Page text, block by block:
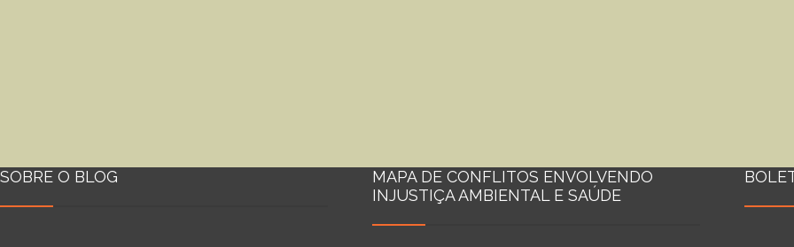
SOBRE O BLOG
MAPA DE CONFLITOS ENVOLVENDO
INJUSTIÇA AMBIENTAL E SAÚDE